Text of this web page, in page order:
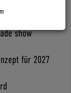
show
für 2027